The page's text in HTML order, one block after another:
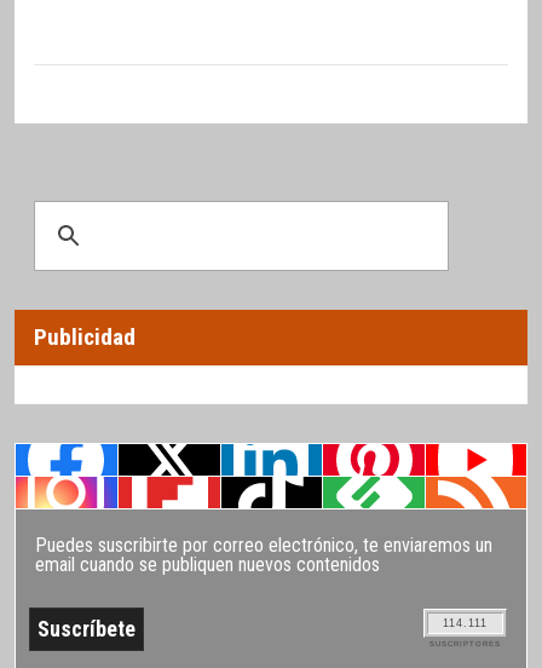
Publicidad
Puedes suscribirte por correo electrónico, te enviaremos un
email cuando se publiquen nuevos contenidos
114.111
SUSCRIPTORES